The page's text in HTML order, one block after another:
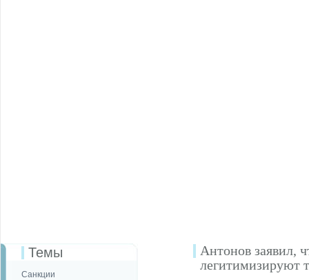
Темы
Санкции
Антонов заявил,
легитимизируют